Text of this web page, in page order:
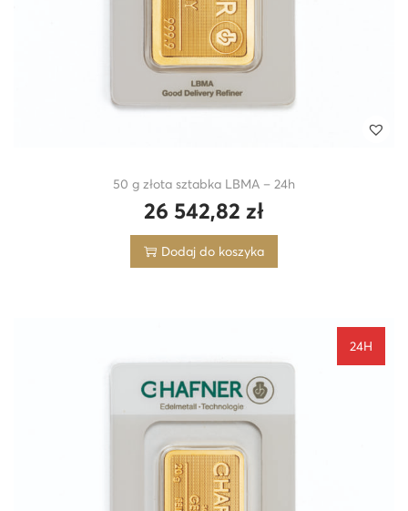
50 g złota sztabka LBMA – 24h
26 542,82 zł
Dodaj do koszyka
24H